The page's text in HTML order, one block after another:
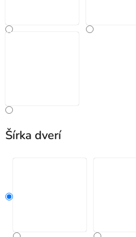
Šírka dverí